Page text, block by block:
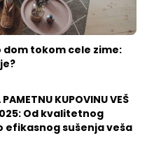
tokom cele zime:
KUPOVINU VEŠ
Od kvalitetnog
efikasnog sušenja veša